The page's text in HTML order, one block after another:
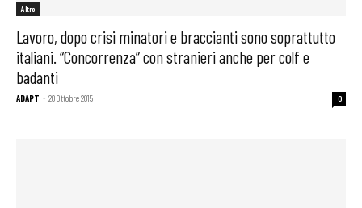
Altro
Lavoro, dopo crisi minatori e braccianti sono soprattutto
italiani. “Concorrenza” con stranieri anche per colf e
badanti
ADAPT - 20 Ottobre 2015 0